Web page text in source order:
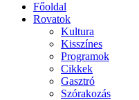
Főoldal
Rovatok
Kultura
Kisszínes
Programok
Cikkek
Gasztró
Szórakozás